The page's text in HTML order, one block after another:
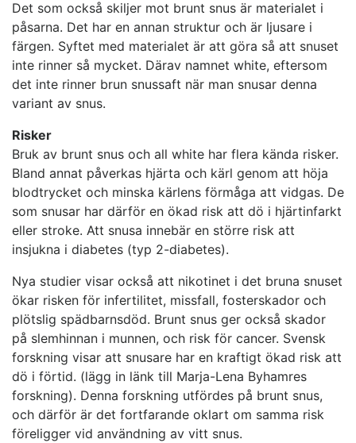
Det som också skiljer mot brunt snus är materialet i
påsarna. Det har en annan struktur och är ljusare i
färgen. Syftet med materialet är att göra så att snuset
inte rinner så mycket. Därav namnet white, eftersom
det inte rinner brun snussaft när man snusar denna
variant av snus.
Risker
Bruk av brunt snus och all white har flera kända risker.
Bland annat påverkas hjärta och kärl genom att höja
blodtrycket och minska kärlens förmåga att vidgas. De
som snusar har därför en ökad risk att dö i hjärtinfarkt
eller stroke. Att snusa innebär en större risk att
insjukna i diabetes (typ 2-diabetes).
Nya studier visar också att nikotinet i det bruna snuset
ökar risken för infertilitet, missfall, fosterskador och
plötslig spädbarnsdöd. Brunt snus ger också skador
på slemhinnan i munnen, och risk för cancer. Svensk
forskning visar att snusare har en kraftigt ökad risk att
dö i förtid. (lägg in länk till Marja-Lena Byhamres
forskning). Denna forskning utfördes på brunt snus,
och därför är det fortfarande oklart om samma risk
föreligger vid användning av vitt snus.